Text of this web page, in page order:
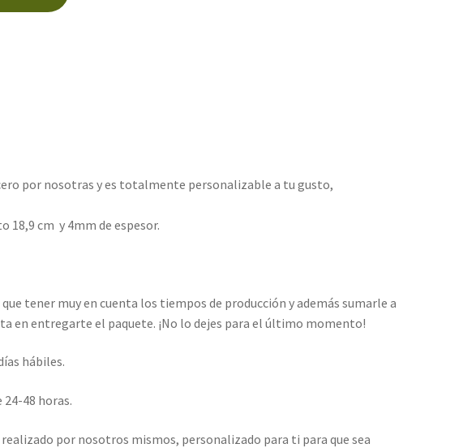
por nosotras y es totalmente personalizable a tu gusto,
18,9 cm y 4mm de espesor.
tener muy en cuenta los tiempos de producción y además sumarle a
en entregarte el paquete. ¡No lo dejes para el último momento!
hábiles.
48 horas.
por nosotros mismos, personalizado para ti para que sea